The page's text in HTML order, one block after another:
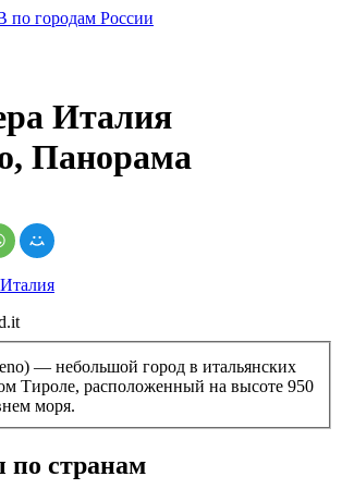
городам России
Италия
Панорама
— небольшой город в итальянских
Тироле, расположенный на высоте 950
моря.
по странам